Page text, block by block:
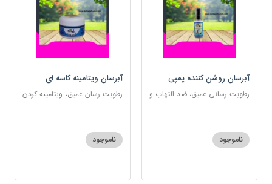
آبرسان روشن کننده پمپی
رطوبت رسانی عمیق، ضد التهاب و
ناموجود
آبرسان ویتامینه کاسه ای
رطوبت رسان عمیق، ویتامینه کردن
ناموجود